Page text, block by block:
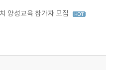
양성교육 참가자 모집